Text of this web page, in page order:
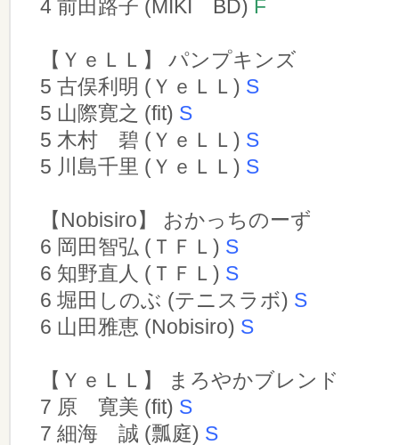
4 前田路子 (MIKI BD) F
【ＹｅＬＬ】 パンプキンズ
5 古俣利明 (ＹｅＬＬ) S
5 山際寛之 (fit) S
5 木村 碧 (ＹｅＬＬ) S
5 川島千里 (ＹｅＬＬ) S
【Nobisiro】 おかっちのーず
6 岡田智弘 (ＴＦＬ) S
6 知野直人 (ＴＦＬ) S
6 堀田しのぶ (テニスラボ) S
6 山田雅恵 (Nobisiro) S
【ＹｅＬＬ】 まろやかブレンド
7 原 寛美 (fit) S
7 細海 誠 (瓢庭) S